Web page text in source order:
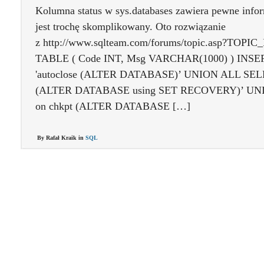
Kolumna status w sys.databases zawiera pewne
jest trochę skomplikowany. Oto rozwiązanie
z http://www.sqlteam.com/forums/
TABLE ( Code INT, Msg VARCHAR(1000) )
'autoclose (ALTER DATABASE)’ UNION ALL
(ALTER DATABASE using SET RECOVERY)’
on chkpt (ALTER DATABASE […]
By Rafał Kraik in SQL